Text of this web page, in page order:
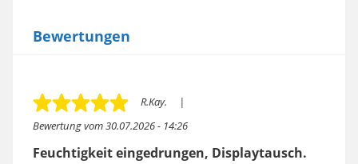
Bewertungen
Bewertung vom30.07.2026 - 14:26
R.Kay.
Feuchtigkeit eingedrungen, Displaytausch.